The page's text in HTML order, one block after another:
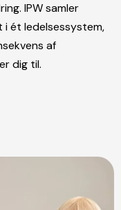
IPW samler
i ét ledelsessystem,
af
dig til.